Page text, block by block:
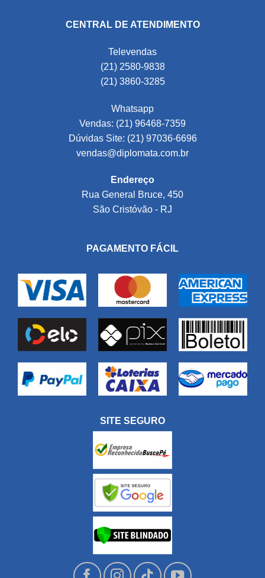
CENTRAL DE ATENDIMENTO
Televendas
(21) 2580-9838
(21) 3860-3285
Whatsapp
Vendas: (21) 96468-7359
Dúvidas Site: (21) 97036-6696
vendas@diplomata.com.br
Endereço
Rua General Bruce, 450
São Cristóvão - RJ
PAGAMENTO FÁCIL
SITE SEGURO